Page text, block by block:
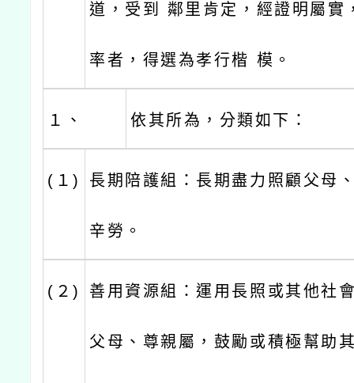
道，受到 鄰里肯定，經證明屬實
率者，得選為孝行楷 模。
１、 依其所為，分類如下：
(１) 長期陪護組：長期盡力照顧父母
辛勞。
(２) 善用資源組：運用長照或其他社
父母、尊親屬，鼓勵或積極幫助